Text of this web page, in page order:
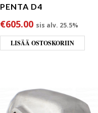
PENTA D4
€605.00 sis alv. 25.5%
LISÄÄ OSTOSKORIIN